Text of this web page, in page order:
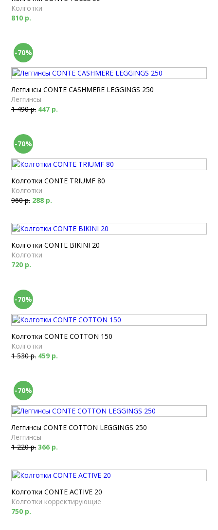
Колготки
810 р.
-70%
Леггинсы CONTE CASHMERE LEGGINGS 250
Леггинсы
1 490 р. 447 р.
-70%
Колготки CONTE TRIUMF 80
Колготки
960 р. 288 р.
Колготки CONTE BIKINI 20
Колготки
720 р.
-70%
Колготки CONTE COTTON 150
Колготки
1 530 р. 459 р.
-70%
Леггинсы CONTE COTTON LEGGINGS 250
Леггинсы
1 220 р. 366 р.
Колготки CONTE ACTIVE 20
Колготки корректирующие
750 р.